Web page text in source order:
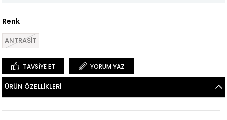
Renk
ANTRASİT
TAVSIYE ET YORUM YAZ
ÜRÜN ÖZELLIKLERI